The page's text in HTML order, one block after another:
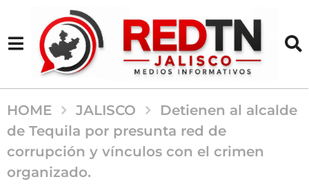
HOME JALISCO
Detienen al alcalde
de Tequila por presunta red de
corrupción y vínculos con el crimen
organizado.